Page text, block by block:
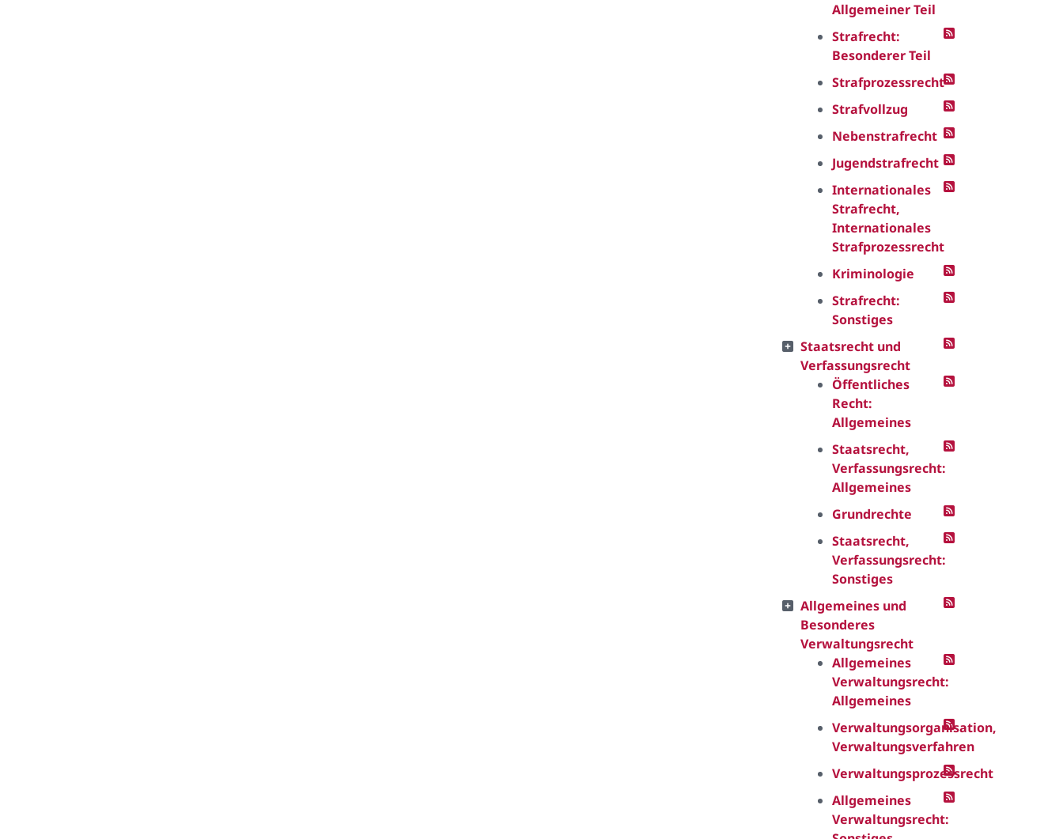
Allgemeiner Teil
Strafrecht:
Besonderer Teil
Strafprozessrecht
Strafvollzug
Nebenstrafrecht
Jugendstrafrecht
Internationales
Strafrecht,
Internationales
Strafprozessrecht
Kriminologie
Strafrecht:
Sonstiges
Staatsrecht und
Verfassungsrecht
Öffentliches
Recht:
Allgemeines
Staatsrecht,
Verfassungsrecht:
Allgemeines
Grundrechte
Staatsrecht,
Verfassungsrecht:
Sonstiges
Allgemeines und
Besonderes
Verwaltungsrecht
Allgemeines
Verwaltungsrecht:
Allgemeines
Verwaltungsorganisation,
Verwaltungsverfahren
Verwaltungsprozessrecht
Allgemeines
Verwaltungsrecht: